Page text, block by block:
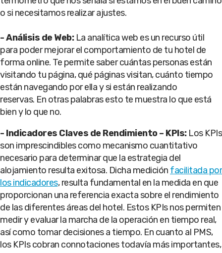
o si necesitamos realizar ajustes.
-Análisis de Web:La analítica web es un recurso útil
para poder mejorar el comportamiento de tu hotel de
forma online. Te permite saber cuántas personas están
visitando tu página, qué páginas visitan, cuánto tiempo
están navegando por ella y si están realizando
reservas. En otras palabras esto te muestra lo que está
bien y lo que no.
- Indicadores Claves de Rendimiento – KPIs: Los KPIs
son imprescindibles como mecanismo cuantitativo
necesario para determinar que la estrategia del
alojamiento resulta exitosa. Dicha medición facilitada por
los indicadores, resulta fundamental en la medida en que
proporcionan una referencia exacta sobre el rendimiento
de las diferentes áreas del hotel. Estos KPIs nos permiten
medir y evaluar la marcha de la operación en tiempo real,
así como tomar decisiones a tiempo. En cuanto al PMS,
los KPIs cobran connotaciones todavía más importantes,